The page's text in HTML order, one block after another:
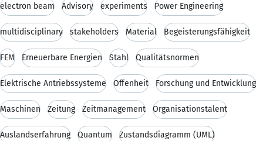
electron beam Advisory experiments Power Engineering
multidisciplinary stakeholders Material Begeisterungsfähigkeit
FEM Erneuerbare Energien Stahl Qualitätsnormen
Elektrische Antriebssysteme Offenheit Forschung und Entwicklung
Maschinen Zeitung Zeitmanagement Organisationstalent
Auslandserfahrung Quantum Zustandsdiagramm (UML)